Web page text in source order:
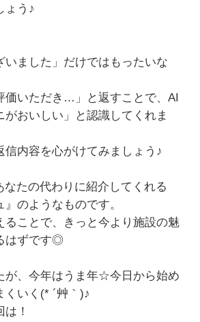
ょう♪
いました」だけではもったいな
価いただき…」と返すことで、AI
がおいしい」と認識してくれま
内容を心がけてみましょう♪
なたの代わりに紹介してくれる
』のようなものです。
ることで、きっと今より施設の魅
はずです◎
が、今年はうま年☆今日から始め
いく(* ´艸｀)♪
！